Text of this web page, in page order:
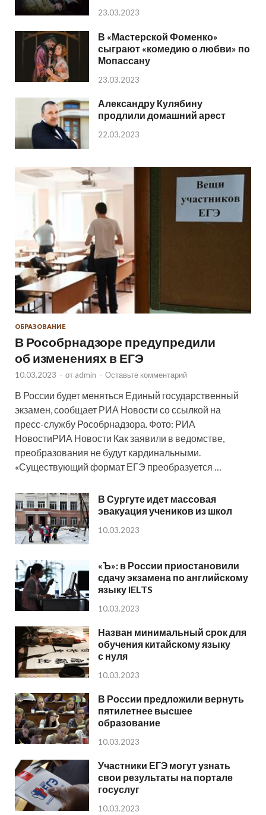
23.03.2023
В «Мастерской Фоменко»
сыграют «комедию о любви» по
Мопассану
23.03.2023
Александру Кулябину
продлили домашний арест
22.03.2023
ОБРАЗОВАНИЕ
В Рособрнадзоре предупредили
об изменениях в ЕГЭ
10.03.2023 - от admin - Оставьте комментарий
В России будет меняться Единый государственный
экзамен, сообщает РИА Новости со ссылкой на
пресс-службу Рособрнадзора. Фото: РИА
НовостиРИА Новости Как заявили в ведомстве,
преобразования не будут кардинальными.
«Существующий формат ЕГЭ преобразуется …
В Сургуте идет массовая
эвакуация учеников из школ
10.03.2023
«Ъ»: в России приостановили
сдачу экзамена по английскому
языку IELTS
10.03.2023
Назван минимальный срок для
обучения китайскому языку
с нуля
10.03.2023
В России предложили вернуть
пятилетнее высшее
образование
10.03.2023
Участники ЕГЭ могут узнать
свои результаты на портале
госуслуг
10.03.2023